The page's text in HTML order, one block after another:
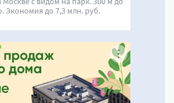
Экономия до 7,3 млн. руб.